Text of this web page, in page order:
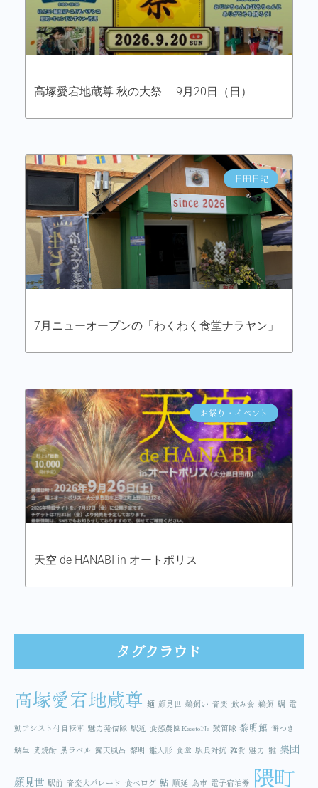
高塚愛宕地蔵尊 秋の大祭 9月20日（日）
日田日記
7月ニューオープンの「わくわく食堂ナラヤン」
お祭り・イベント
天空 de HANABI in オートポリス
タグクラウド
高塚愛宕地蔵尊 麺 顔見世 鵜飼い 音楽 飲み会 鵜飼 鯛 電
動アシスト付自転車 魅力発信隊 駅近 食感農園KazetoNe 鼓笛隊 黎明館 餅つき
鯛生 麦焼酎 黒ラベル 露天風呂 黎明 雛人形 食堂 駅長対抗 雑貨 魅力 雛 集団
顔見世 駅前 音楽大パレード 食べログ 鮎 順延 鳥市 電子宿泊券 隈町